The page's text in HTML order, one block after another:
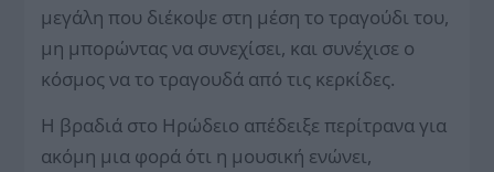
μεγάλη που διέκοψε στη μέση το τραγούδι του,
μη μπορώντας να συνεχίσει, και συνέχισε ο
κόσμος να το τραγουδά από τις κερκίδες.
Η βραδιά στο Ηρώδειο απέδειξε περίτρανα για
ακόμη μια φορά ότι η μουσική ενώνει,